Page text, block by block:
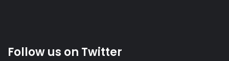
Follow us on Twitter